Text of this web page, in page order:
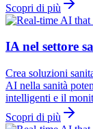
Scopri di più
IA nel settore
Crea soluzioni
AI nella sanità
intelligenti e il
Scopri di più